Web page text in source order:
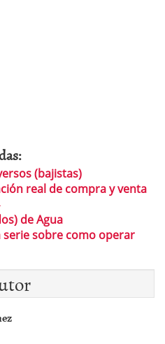
(bajistas)
real de compra y venta
de Agua
serie sobre como operar